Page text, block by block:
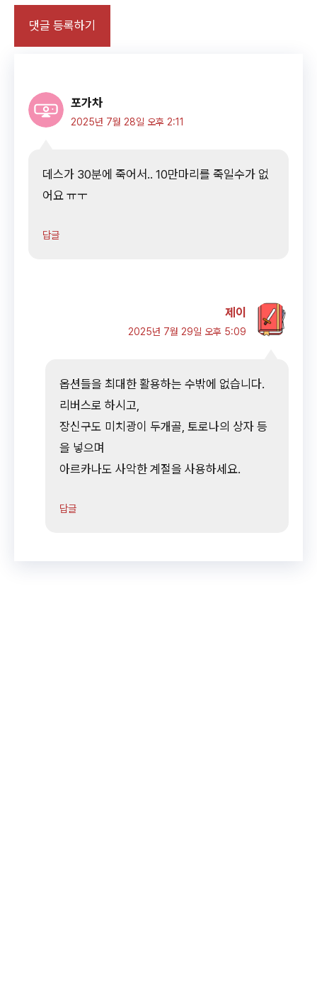
포가차
2025년 7월 28일 오후 2:11
데스가 30분에 죽어서.. 10만마리를 죽일수가 없
어요 ㅠㅜ
답글
제이
2025년 7월 29일 오후 5:09
옵션들을 최대한 활용하는 수밖에 없습니다.
리버스로 하시고,
장신구도 미치광이 두개골, 토로나의 상자 등
을 넣으며
아르카나도 사악한 계절을 사용하세요.
답글